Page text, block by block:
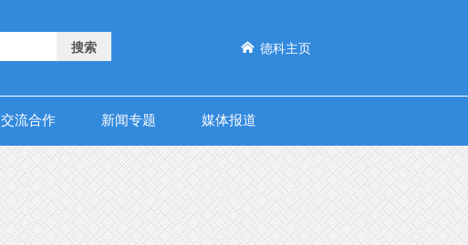
 德科主页
交流合作 新闻专题 媒体报道